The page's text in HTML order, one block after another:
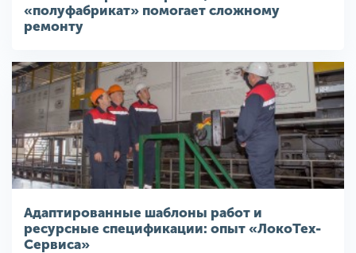
«полуфабрикат» помогает сложному
ремонту
Адаптированные шаблоны работ и
ресурсные спецификации: опыт «ЛокоТех-
Сервиса»